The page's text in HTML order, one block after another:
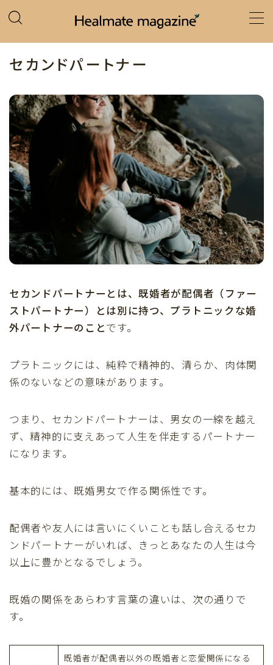
MENU
カテゴリー
セカンドパートナー
セカンドパートナーとは、既婚者が配偶者（ファー
ストパートナー）とは別に持つ、プラトニックな婚
外パートナーのことです。
プラトニックには、純粋で精神的、清らか、肉体関
係のないなどの意味があります。
つまり、セカンドパートナーは、男女の一線を越え
ず、精神的に支えあって人生を伴走するパートナー
になります。
基本的には、既婚男女で作る関係性です。
配偶者や友人には言いにくいことも話し合えるセカ
ンドパートナーがいれば、きっとあなたの人生は今
以上に豊かとなるでしょう。
既婚の関係をあらわす言葉の違いは、次の通りで
す。
既婚者が配偶者以外の既婚者と恋愛関係になる